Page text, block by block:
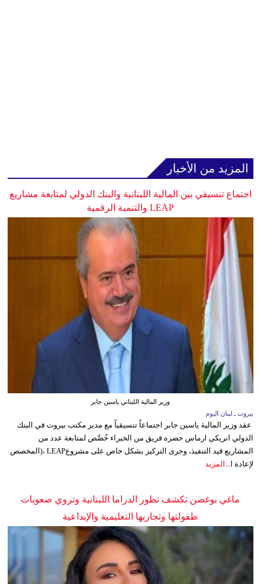
المزيد من الأخبار
اجتماع تنسيقي بين المالية اللبنانية والبنك الدولي لمتابعة مشاريع
LEAP والتنمية الرقمية
وزير المالية اللبناني ياسين جابر
بيروت ـ لبنان اليوم
عقد وزير المالية ياسين جابر اجتماعاً تنسيقياً مع مدير مكتب بيروت في البنك
الدولي انريكي ارماس حضره فريق من الخبراء خُصِّص لمتابعة عدد من
المشاريع قيد التنفيذ، وجرى التركيز بشكل خاص على مشروعLEAP ،(المخصص
لإعادة ا...
المزيد
ماغي بوغصن تكشف تطور الدراما اللبنانية وتروي صعوبات
طفولتها وتجاربها التعليمية والإبداعية